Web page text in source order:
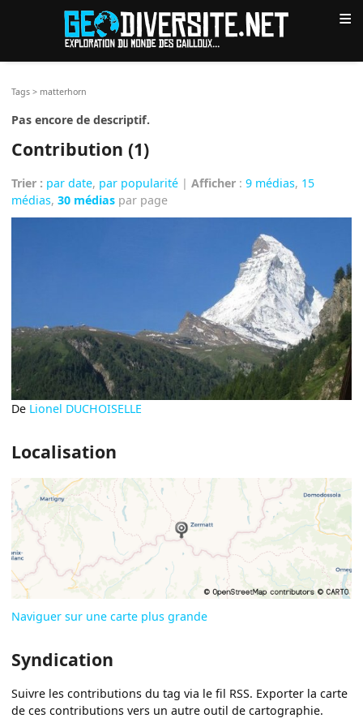
≡
Tags > matterhorn
Pas encore de descriptif.
Contribution (1)
Trier : par date, par popularité |Afficher :9 médias, 15
médias,30 médias par page
De Lionel DUCHOISELLE
Localisation
Naviguer sur une carte plus grande
Syndication
Suivre les contributions du tag via le fil RSS. Exporter la carte
de ces contributions vers un autre outil de cartographie.